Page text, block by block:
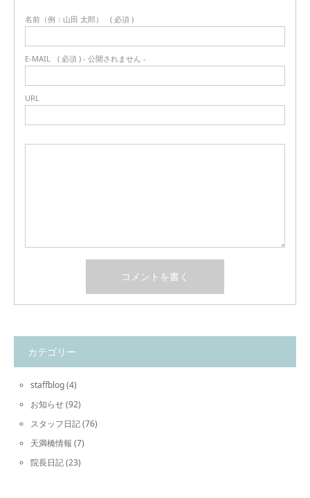
名前（例：山田 太郎） ( 必須 )
E-MAIL ( 必須 ) - 公開されません -
URL
カテゴリー
staffblog(4)
お知らせ(92)
スタッフ日記(76)
天満橋情報 (7)
院長日記(23)